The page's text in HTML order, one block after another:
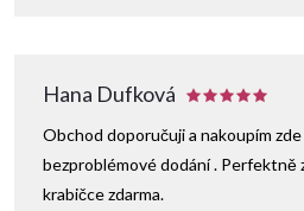
Hana Dufková
Obchod doporučuji a nakoupím zde
bezproblémové dodání . Perfektně
krabičce zdarma.